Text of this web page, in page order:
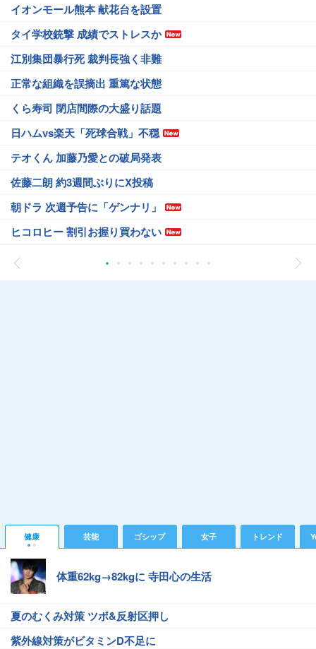
イオンモール熊本 献花台を設置
タイ学校銃撃 成績でストレスか
江別集団暴行死 裁判長強く非難
正常な組織を誤摘出 重篤な状態
くら寿司 閉店間際の大盛り話題
日ハムvs楽天「死球合戦」不穏
テオくん 加藤乃愛との破局発表
佐藤二朗 約3週間ぶりにX投稿
朝ドラ 次週予告に「ゲンナリ」
ヒコロヒー 割引お握り買わない
健康 芸能 ゴシップ 女子 トレンド
体重62kg→82kgに 寺田心の生活
夏のむくみ対策 ツボ&反射区押し
紫外線対策がビタミンD不足に